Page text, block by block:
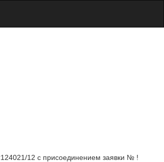
12 с присоединением заявки № !